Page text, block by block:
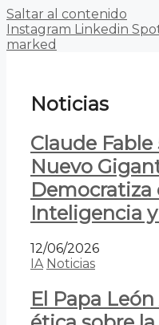
Saltar al contenido
Instagram Linkedin
marked
Noticias
Claude
Nuevo
Democratiza
Inteligencia
12/06/2026
IA Noticias
El Papa